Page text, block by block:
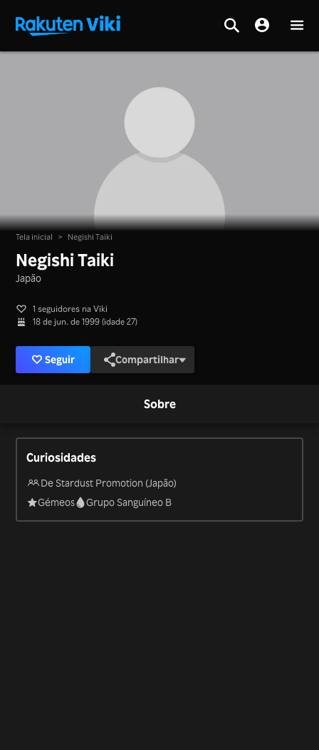
Tela inicial > Negishi Taiki
Negishi Taiki
Japão
1 seguidores na Viki
18 de jun. de 1999 (idade 27)
Seguir Compartilhar
Sobre
Curiosidades
De Stardust Promotion (Japão)
Gémeos
Grupo Sanguíneo B